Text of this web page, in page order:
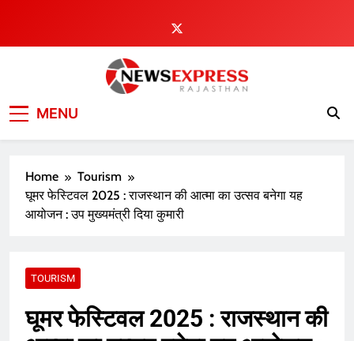
content
MENU
Home
Tourism
घूमर फेस्टिवल 2025 : राजस्थान की आत्मा का उत्सव बनेगा यह
आयोजन : उप मुख्यमंत्री दिया कुमारी
TOURISM
घूमर फेस्टिवल 2025 : राजस्थान की